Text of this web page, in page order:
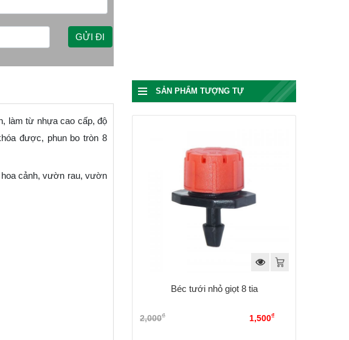
làm từ nhựa cao cấp, độ
được, phun bo tròn 8
cảnh, vườn rau, vườn
SẢN PHẨM TƯỢNG TỰ
Béc tưới nhỏ giọt 8 tia
2,000₫ 1,500₫Giá